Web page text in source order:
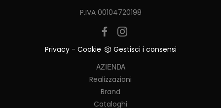
P.IVA 00104720198
Privacy- Cookie
Gestisci i consensi
AZIENDA
Realizzazioni
Brand
Cataloghi